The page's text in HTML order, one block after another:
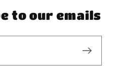
to our emails